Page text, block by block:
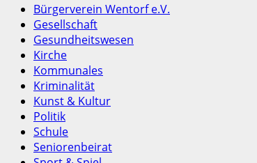
Bürgerverein Wentorf e.V.
Gesellschaft
Gesundheitswesen
Kirche
Kommunales
Kriminalität
Kunst & Kultur
Politik
Schule
Seniorenbeirat